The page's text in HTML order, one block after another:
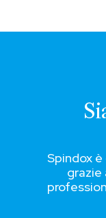
Spindox
grazie